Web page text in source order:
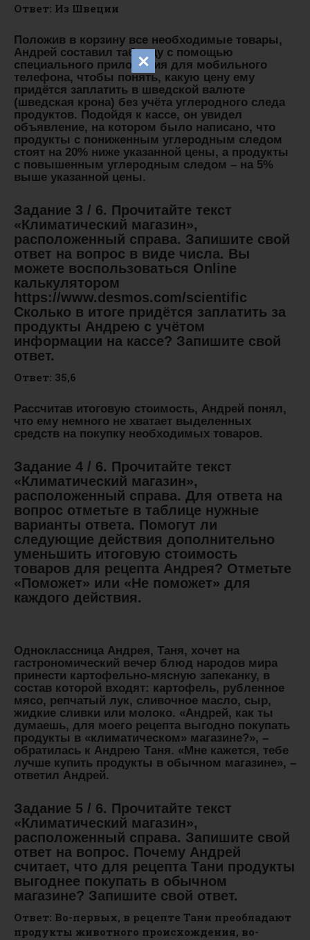
Ответ: Из Швеции
Положив в корзину все необходимые товары,
Андрей составил таблицу с помощью
специального приложения для мобильного
телефона, чтобы понять, какую цену ему
придётся заплатить в шведской валюте
(шведская крона) без учёта углеродного следа
продуктов. Подойдя к кассе, он увидел
объявление, на котором было написано, что
продукты с пониженным углеродным следом
стоят на 20% ниже указанной цены, а продукты
с повышенным углеродным следом – на 5%
выше указанной цены.
Задание 3 / 6. Прочитайте текст
«Климатический магазин»,
расположенный справа. Запишите свой
ответ на вопрос в виде числа. Вы
можете воспользоваться Online
калькулятором
https://www.desmos.com/scientific
Сколько в итоге придётся заплатить за
продукты Андрею с учётом
информации на кассе? Запишите свой
ответ.
Ответ: 35,6
Рассчитав итоговую стоимость, Андрей понял,
что ему немного не хватает выделенных
средств на покупку необходимых товаров.
Задание 4 / 6. Прочитайте текст
«Климатический магазин»,
расположенный справа. Для ответа на
вопрос отметьте в таблице нужные
варианты ответа. Помогут ли
следующие действия дополнительно
уменьшить итоговую стоимость
товаров для рецепта Андрея? Отметьте
«Поможет» или «Не поможет» для
каждого действия.
Одноклассница Андрея, Таня, хочет на
гастрономический вечер блюд народов мира
принести картофельно-мясную запеканку, в
состав которой входят: картофель, рубленное
мясо, репчатый лук, сливочное масло, сыр,
жидкие сливки или молоко. «Андрей, как ты
думаешь, для моего рецепта выгодно покупать
продукты в «климатическом» магазине?», –
обратилась к Андрею Таня. «Мне кажется, тебе
лучше купить продукты в обычном магазине», –
ответил Андрей.
Задание 5 / 6. Прочитайте текст
«Климатический магазин»,
расположенный справа. Запишите свой
ответ на вопрос. Почему Андрей
считает, что для рецепта Тани продукты
выгоднее покупать в обычном
магазине? Запишите свой ответ.
Ответ: Во-первых, в рецепте Тани преобладают
продукты животного происхождения, во-